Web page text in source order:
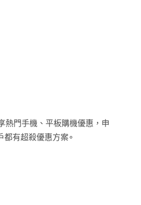
熱門手機、平板購機優惠，申
都有超殺優惠方案∘